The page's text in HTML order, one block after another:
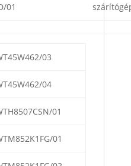
01
03
04
01
01